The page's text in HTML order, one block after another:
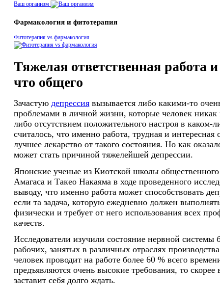
Ваш организм
Фармакология и фитотерапия
Фитотерапия vs фармакология
Тяжелая ответственная работа
что общего
Зачастую депрессия вызывается либо какими-то
проблемами в личной жизни, которые человек
либо отсутствием положительного настроя в каком-
считалось, что именно работа, трудная и интересная
лучшее лекарство от такого состояния. Но как
может стать причиной тяжелейшей депрессии.
Японские ученые из Киотской школы общественного
Амагаса и Такео Накаяма в ходе проведенного
выводу, что именно работа может способствовать
если та задача, которую ежедневно должен
физически и требует от него использования всех
качеств.
Исследователи изучили состояние нервной системы
рабочих, занятых в различных отраслях
человек проводит на работе более 60 % всего
предъявляются очень высокие требования, то скорее
заставит себя долго ждать.